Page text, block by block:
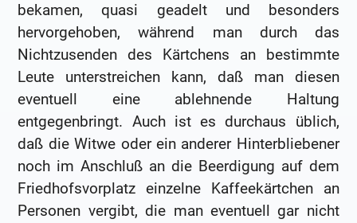
bekamen, quasi geadelt und besonders
hervorgehoben, während man durch das
Nichtzusenden des Kärtchens an bestimmte
Leute unterstreichen kann, daß man diesen
eventuell eine ablehnende Haltung
entgegenbringt. Auch ist es durchaus üblich,
daß die Witwe oder ein anderer Hinterbliebener
noch im Anschluß an die Beerdigung auf dem
Friedhofsvorplatz einzelne Kaffeekärtchen an
Personen vergibt, die man eventuell gar nicht